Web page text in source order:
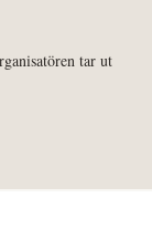
tar ut